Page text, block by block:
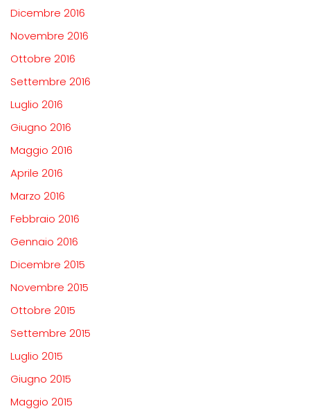
Dicembre 2016
Novembre 2016
Ottobre 2016
Settembre 2016
Luglio 2016
Giugno 2016
Maggio 2016
Aprile 2016
Marzo 2016
Febbraio 2016
Gennaio 2016
Dicembre 2015
Novembre 2015
Ottobre 2015
Settembre 2015
Luglio 2015
Giugno 2015
Maggio 2015